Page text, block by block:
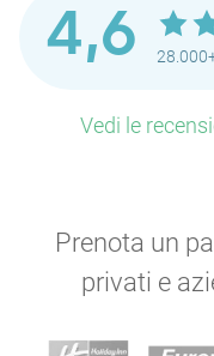
4,6
Vedi le
Prenota un
privati e